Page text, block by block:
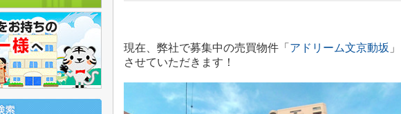
現在、弊社で募集中の売買物件「 アドリーム文京動坂 」
させていただきます！